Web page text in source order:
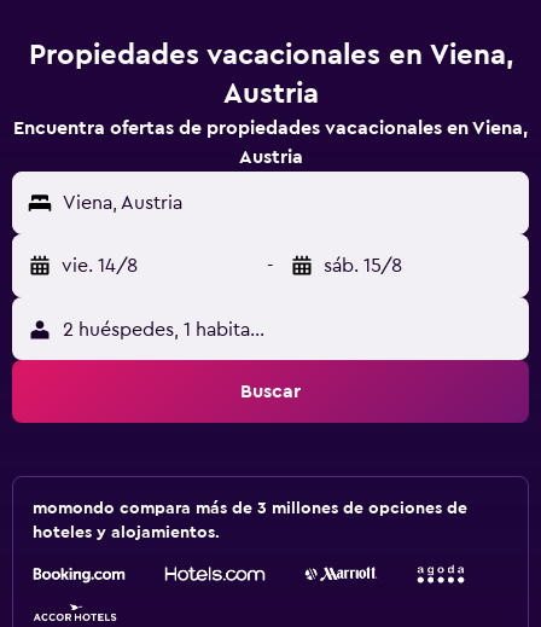
Propiedades vacacionales en Viena,
Austria
Encuentra ofertas de propiedades vacacionales en Viena,
Austria
Viena, Austria
vie. 14/8 - sáb. 15/8
2 huéspedes, 1 habitación
Buscar
momondo compara más de 3 millones de opciones de
hoteles y alojamientos.